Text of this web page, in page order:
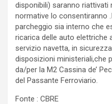
disponibili) saranno riattivati
normative lo consentiranno
parcheggio sia interno che
ricarica delle auto elettriche
servizio navetta, in
disposizioni ministeriali,che
da/per la M2 Cassina de’
del Passante Ferroviario.
Fonte : CBRE